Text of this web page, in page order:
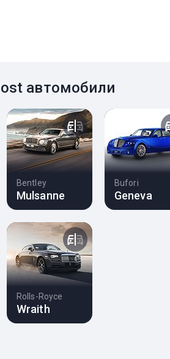
автомобили
Bentley
Mulsanne
Bufori
Geneva
Rolls-Royce
Wraith